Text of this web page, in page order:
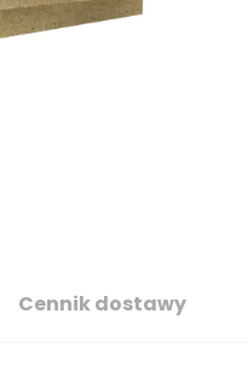
Cennik dostawy